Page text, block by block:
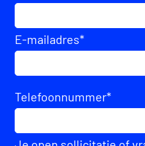
E-mailadres*
Telefoonnummer*